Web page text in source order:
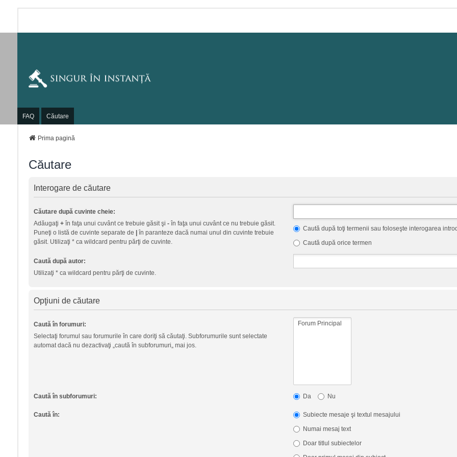
FAQ Căutare
Prima pagină
Căutare
Interogare de căutare
Căutare după cuvinte cheie:
Adăugaţi +în faţa unui cuvânt ce trebuie găsit şi -în faţa unui cuvânt ce nu trebuie găsit.
Puneţi o listă de cuvinte separate de
în paranteze dacă numai unul din cuvinte trebuie
găsit. Utilizaţi * ca wildcard pentru părţi de cuvinte.
Caută după toţi termenii sau foloseşte interogarea
Caută după orice termen
Caută după autor:
Utilizaţi * ca wildcard pentru părţi de cuvinte.
Opţiuni de căutare
Caută în forumuri:
Selectaţi forumul sau forumurile în care doriţi să căutaţi. Subforumurile sunt selectate
automat dacă nu dezactivaţi „caută în subforumuri„ mai jos.
Caută în subforumuri: Da Nu
Caută în:
Subiecte mesaje şi textul mesajului
Numai mesaj text
Doar titlul subiectelor